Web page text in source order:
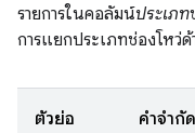
รายการในคอลัมน์ประเภท
การแยกประเภทช่องโหว่
ตัวย่อ คำจำกั